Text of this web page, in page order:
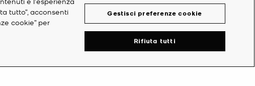
tutto”, acconsenti
cookie” per
Gestisci preferenze cookie
Rifiuta tutti